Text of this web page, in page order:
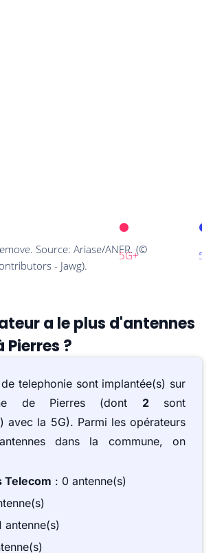
a le plus d'antennes
Pierres ?
telephonie sont implantée(s) sur
de Pierres (dont 2sont
avec la 5G). Parmi les opérateurs
dans la commune, on
Telecom : 0 antenne(s)
antenne(s)